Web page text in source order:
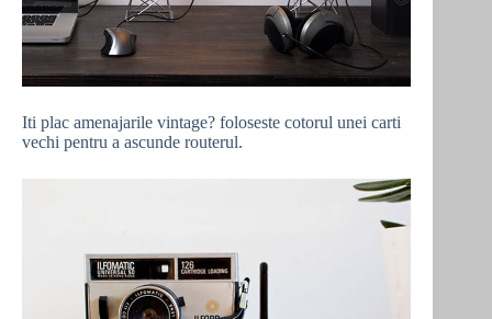
Iti plac amenajarile vintage? foloseste cotorul unei carti
vechi pentru a ascunde routerul.